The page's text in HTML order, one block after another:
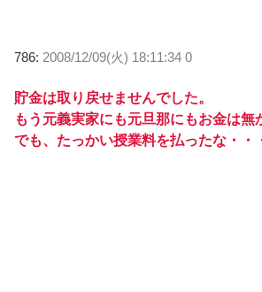
786: 2008/12/09(火) 18:11:34 0
貯金は取り戻せませんでした。
もう元義実家にも元旦那にもお金は無
でも、たっかい授業料を払ったな・・